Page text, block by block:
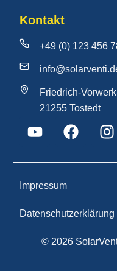
Kontakt
+49 (0) 123 456
Friedrich-
21255 Tostedt
© 2026
Impressum
Datenschutzerklärung